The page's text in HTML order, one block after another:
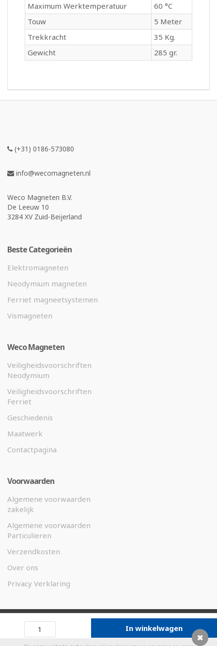
In winkelwagen
Maximum Werktemperatuur
60 °C
Touw
5 Meter
Trekkracht
35 Kg.
Gewicht
285 gr.
(+31) 0186-573080
info@wecomagneten.nl
Weco Magneten B.V.
De Leeuw 10
3284 XV Zuid-Beijerland
Beste Categorieën
Elektromagneten
Neodymium magneten
Ferriet magneetsystemen
Vismagneten
Weco Magneten
Veiligheidsvoorschriften
Neodymium
Veiligheidsvoorschriften
Ferriet
Geschiedenis
Maatwerk
Contactpagina
Voorwaarden
Algemene voorwaarden
zakelijk
Algemene voorwaarden
Particulieren
Verzendkosten
Over ons
Privacy Verklaring
2026 Weco Magneten.nl -
Designed by